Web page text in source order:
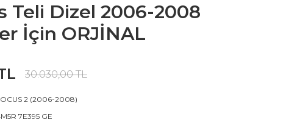
Teli Dizel 2006-2008
İçin ORJİNAL
30.030,00 TL
2 (2006-2008)
7E395 GE